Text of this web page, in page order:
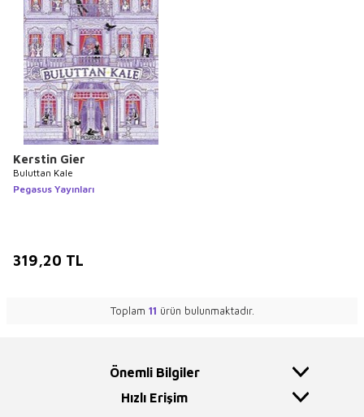
Kerstin Gier
Buluttan Kale
Pegasus Yayınları
319,20 TL
Toplam 11 ürün bulunmaktadır.
Önemli Bilgiler
Hızlı Erişim